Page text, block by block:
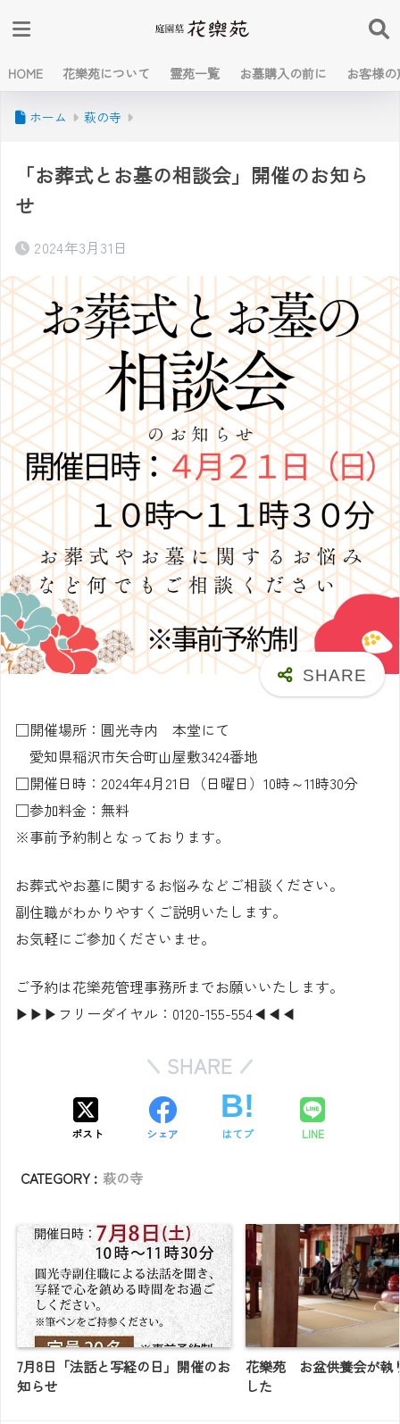
HOME 花樂苑について 霊苑一覧 お墓購入の前に お客様の
ホーム 萩の寺
「お葬式とお墓の相談会」開催のお知ら
せ
2024年3月31日
□開催場所：圓光寺内 本堂にて
愛知県稲沢市矢合町山屋敷3424番地
□開催日時：2024年4月21日（日曜日）10時～11時30分
□参加料金：無料
※事前予約制となっております。
お葬式やお墓に関するお悩みなどご相談ください。
副住職がわかりやすくご説明いたします。
お気軽にご参加くださいませ。
ご予約は花樂苑管理事務所までお願いいたします。
▶▶▶フリーダイヤル：0120-155-554◀◀◀
SHARE
ポスト シェア はてブ LINE
CATEGORY : 萩の寺
7月8日「法話と写経の日」開催のお
知らせ
花樂苑 お盆供養会が執
した